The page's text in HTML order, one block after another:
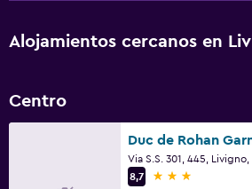
Alojamientos cercanos en
Centro
Duc de Rohan
8,7
3 estrellas